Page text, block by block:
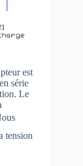
est
série
Le
tension